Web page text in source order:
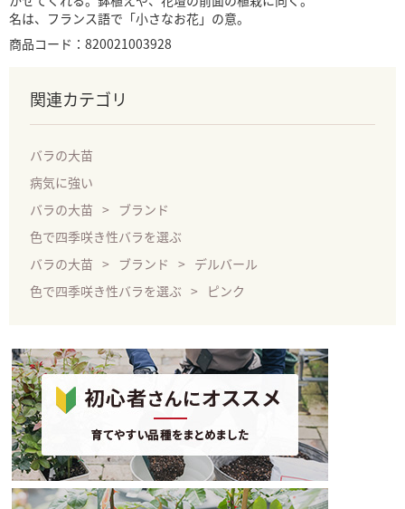
名は、フランス語で「小さなお花」の意。
商品コード：820021003928
関連カテゴリ
バラの大苗
病気に強い
バラの大苗
ブランド
色で四季咲き性バラを選ぶ
バラの大苗
ブランド
デルバール
色で四季咲き性バラを選ぶ
ピンク